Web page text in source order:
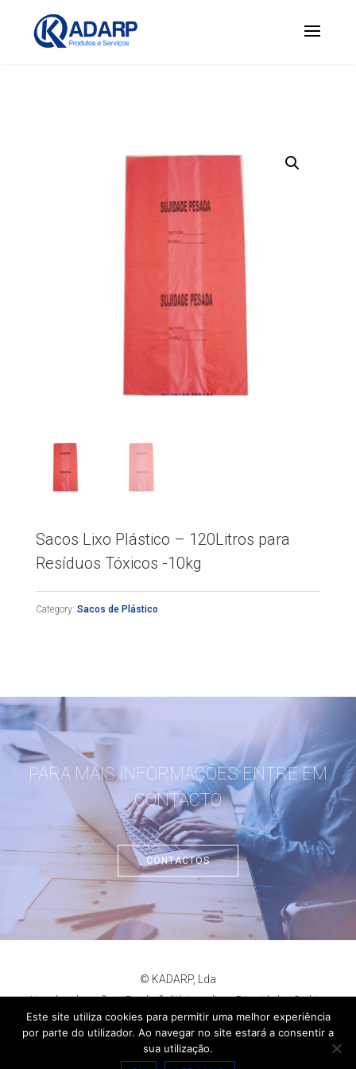
Sacos Lixo Plástico – 120Litros para
Resíduos Tóxicos -10kg
Category: Sacos de Plástico
PARA MAIS INFORMAÇÕES ENTRE EM
CONTACTO
CONTACTOS
© KADARP, Lda
Livro de reclamações Resolução litígios online Privacidade
Cookies
criação de sites:criativo.net
Este site utiliza cookies para permitir uma melhor experiência
por parte do utilizador. Ao navegar no site estará a consentir a
sua utilização.